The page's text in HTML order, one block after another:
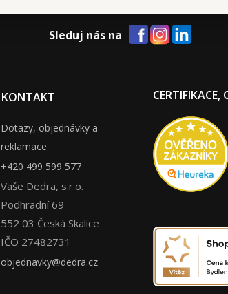
Sleduj nás na
KONTAKT
Dotazy, objednávky a
reklamace
+420 499 599 577
Vaše Dedra, s.r.o.
Podhradní 69
552 03 Česká Skalice
IČO 27482731
objednavky@dedra.cz
CERTIFIKACE,